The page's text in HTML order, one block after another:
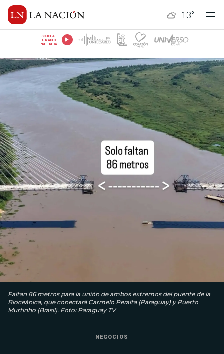
13°
ESCUCHÁ
TU RADIO
PREFERIDA
Faltan 86 metros para la unión de ambos extremos del puente de la
Bioceánica, que conectará Carmelo Peralta (Paraguay) y Puerto
Murtinho (Brasil). Foto: Paraguay TV
NEGOCIOS